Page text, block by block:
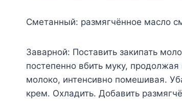
Сметанный: размягчённое масло
Заварной: Поставить закипать
постепенно вбить муку,
молоко, интенсивно помешивая.
крем. Охладить. Добавить